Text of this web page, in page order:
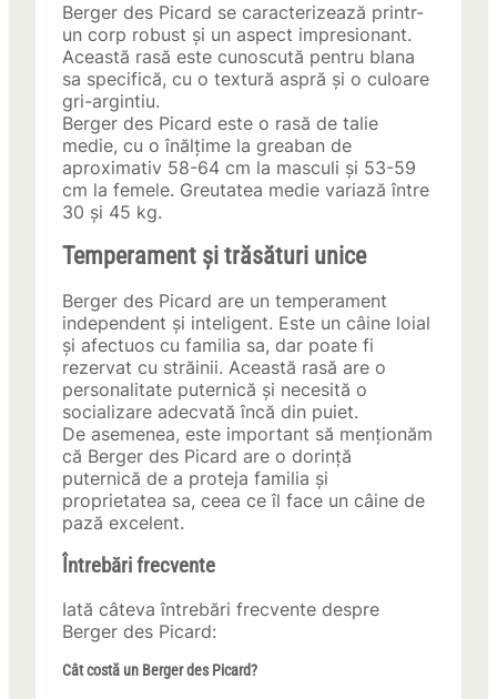
Berger des Picard se caracterizează printr-
un corp robust și un aspect impresionant.
Această rasă este cunoscută pentru blana
sa specifică, cu o textură aspră și o culoare
gri-argintiu.
Berger des Picard este o rasă de talie
medie, cu o înălțime la greaban de
aproximativ 58-64 cm la masculi și 53-59
cm la femele. Greutatea medie variază între
30 și 45 kg.
Temperament și trăsături unice
Berger des Picard are un temperament
independent și inteligent. Este un câine loial
și afectuos cu familia sa, dar poate fi
rezervat cu străinii. Această rasă are o
personalitate puternică și necesită o
socializare adecvată încă din puiet.
De asemenea, este important să menționăm
că Berger des Picard are o dorință
puternică de a proteja familia și
proprietatea sa, ceea ce îl face un câine de
pază excelent.
Întrebări frecvente
Iată câteva întrebări frecvente despre
Berger des Picard:
Cât costă un Berger des Picard?